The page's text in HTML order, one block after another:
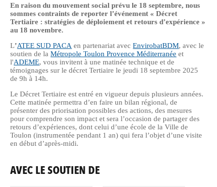
En raison du mouvement social prévu le 18 septembre, nous
sommes contraints de reporter l’événement « Décret
Tertiaire : stratégies de déploiement et retours d’expérience »
au 18 novembre.
L’ATEE SUD PACA en partenariat avecEnvirobatBDM, avec le
soutien de laMétropole Toulon Provence Méditerranée et
l'ADEME, vous invitent à une matinée technique et de
témoignages sur le décret Tertiaire le jeudi 18 septembre 2025
de 9h à 14h.
Le Décret Tertiaire est entré en vigueur depuis plusieurs années.
Cette matinée permettra d’en faire un bilan régional, de
présenter des priorisation possibles des actions, des mesures
pour comprendre son impact et sera l’occasion de partager des
retours d’expériences, dont celui d’une école de la Ville de
Toulon (instrumentée pendant 1 an) qui fera l’objet d’une visite
en début d’après-midi.
AVEC LE SOUTIEN DE